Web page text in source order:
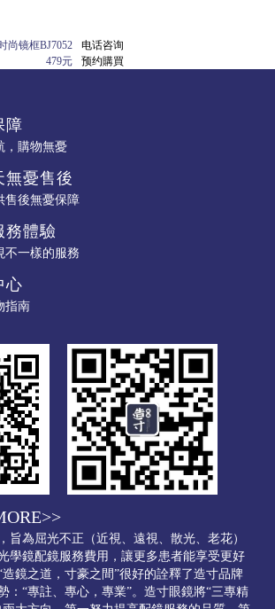
尚镜框BJ7052
479元
电话咨询
预约購買
障
，購物無憂
無憂售後
售後無憂保障
務體驗
不一樣的服務
心
指南
旨為屈光不正（近視、遠視、散光、老花）
學鏡配鏡服務費用，讓更多患者能享受更好
鏡之道，寸豪之間”很好的詮釋了造寸品牌
：“專註、專心，專業”。造寸眼鏡將“三專精